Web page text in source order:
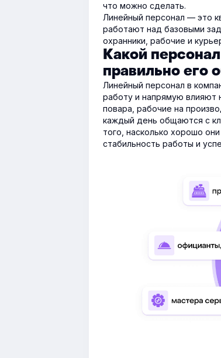
что можно сделать.
Линейный персонал — это
работают над базовыми
охранники, рабочие и
Какой
правильно его
Линейный персонал в
работу и напрямую влияют
повара, рабочие на
каждый день общаются с
того, насколько хорошо
стабильность работы и